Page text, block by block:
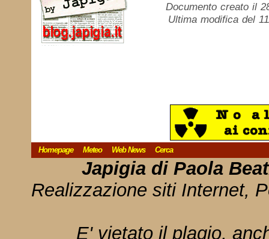
Documento creato il
Ultima modifica del
Homepage Meteo Web News Cerca
Japigia di Paola
Realizzazione siti Internet,
E' vietato il plagio,